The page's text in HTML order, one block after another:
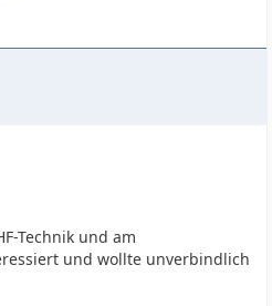
Technik und am
und wollte unverbindlich